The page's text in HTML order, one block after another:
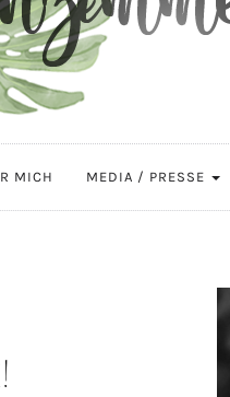
MICH MEDIA / PRESSE